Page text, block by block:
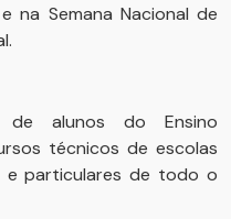
na Semana Nacional de
de alunos do Ensino
técnicos de escolas
e particulares de todo o